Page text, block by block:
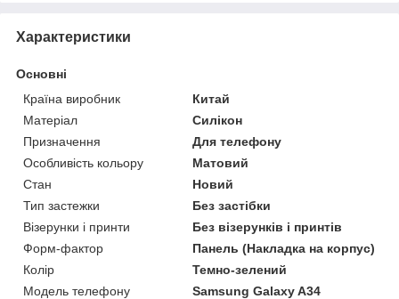
Характеристики
Основні
Країна виробник
Китай
Матеріал
Силікон
Призначення
Для телефону
Особливість кольору
Матовий
Стан
Новий
Тип застежки
Без застібки
Візерунки і принти
Без візерунків і принтів
Форм-фактор
Панель (Накладка на корпус)
Колір
Темно-зелений
Модель телефону
Samsung Galaxy A34